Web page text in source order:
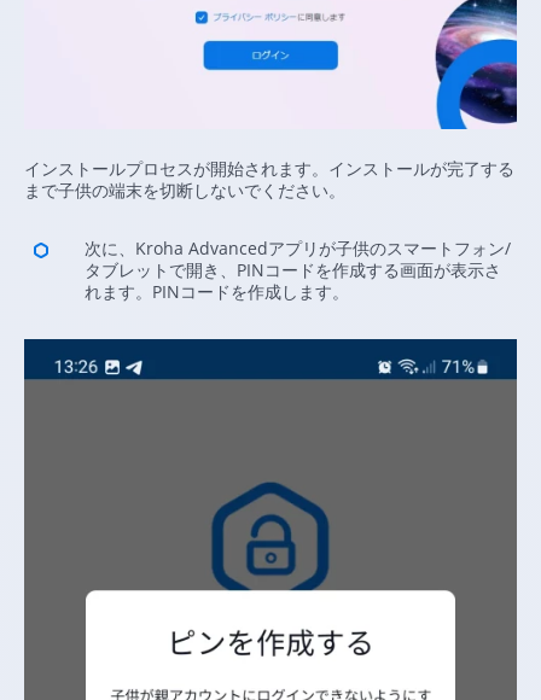
インストールプロセスが開始されます。インストールが完了する
まで子供の端末を切断しないでください。
次に、Kroha Advancedアプリが子供のスマートフォン/
タブレットで開き、PINコードを作成する画面が表示さ
れます。PINコードを作成します。